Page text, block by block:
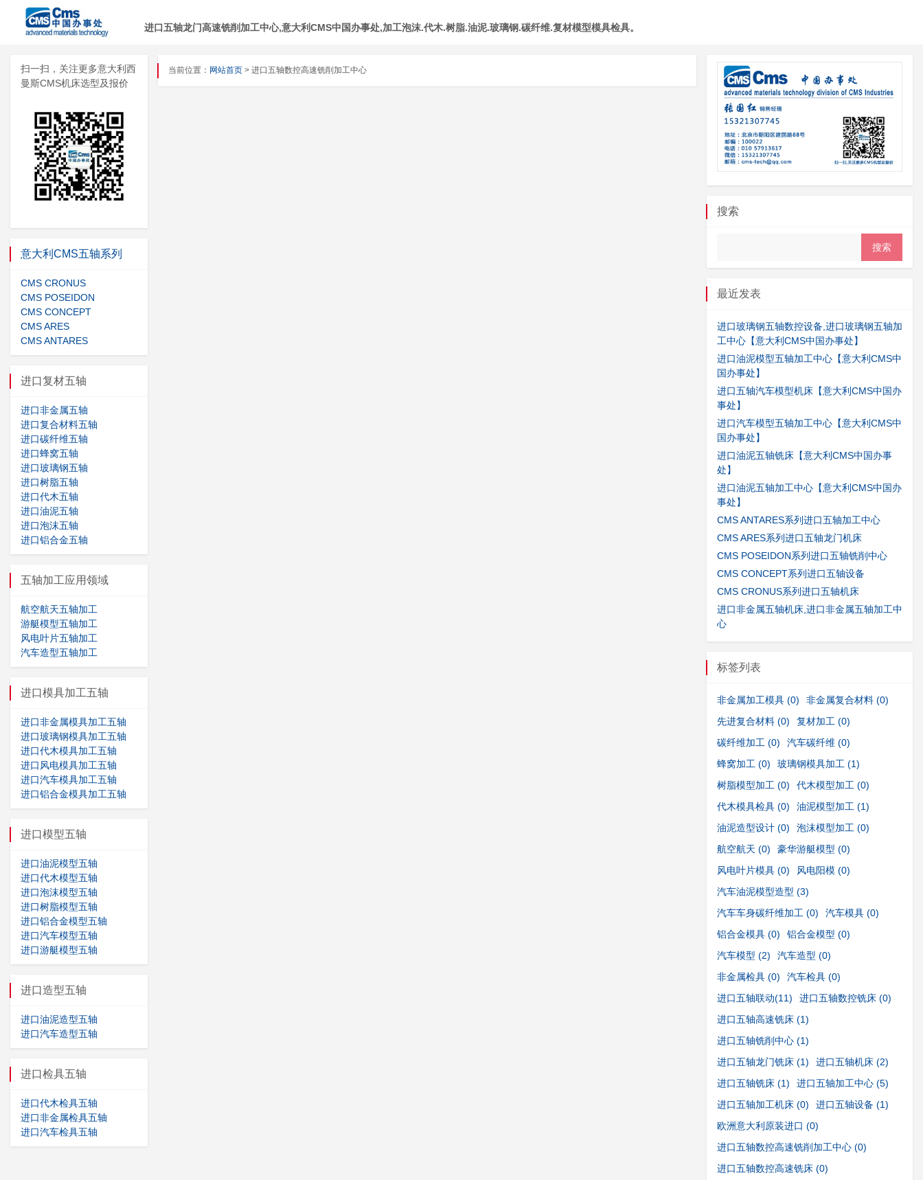
进口五轴龙门高速铣削加工中心,意大利CMS中国办事处,加工泡沫.代木.树脂.油泥.玻璃钢.碳纤维.复材模型模具检具。
当前位置： 网站首页 > 进口五轴数控高速铣削加工中心
扫一扫，关注更多意大利西
曼斯CMS机床选型及报价
意大利CMS五轴系列
CMS CRONUS
CMS POSEIDON
CMS CONCEPT
CMS ARES
CMS ANTARES
进口复材五轴
进口非金属五轴
进口复合材料五轴
进口碳纤维五轴
进口蜂窝五轴
进口玻璃钢五轴
进口树脂五轴
进口代木五轴
进口油泥五轴
进口泡沫五轴
进口铝合金五轴
五轴加工应用领域
航空航天五轴加工
游艇模型五轴加工
风电叶片五轴加工
汽车造型五轴加工
进口模具加工五轴
进口非金属模具加工五轴
进口玻璃钢模具加工五轴
进口代木模具加工五轴
进口风电模具加工五轴
进口汽车模具加工五轴
进口铝合金模具加工五轴
进口模型五轴
进口油泥模型五轴
进口代木模型五轴
进口泡沫模型五轴
进口树脂模型五轴
进口铝合金模型五轴
进口汽车模型五轴
进口游艇模型五轴
进口造型五轴
进口油泥造型五轴
进口汽车造型五轴
进口检具五轴
进口代木检具五轴
进口非金属检具五轴
进口汽车检具五轴
搜索
最近发表
进口玻璃钢五轴数控设备,进口玻璃钢五轴加
工中心【意大利CMS中国办事处】
进口油泥模型五轴加工中心【意大利CMS中
国办事处】
进口五轴汽车模型机床【意大利CMS中国办
事处】
进口汽车模型五轴加工中心【意大利CMS中
国办事处】
进口油泥五轴铣床【意大利CMS中国办事
处】
进口油泥五轴加工中心【意大利CMS中国办
事处】
CMS ANTARES系列进口五轴加工中心
CMS ARES系列进口五轴龙门机床
CMS POSEIDON系列进口五轴铣削中心
CMS CONCEPT系列进口五轴设备
CMS CRONUS系列进口五轴机床
进口非金属五轴机床,进口非金属五轴加工中
心
标签列表
非金属加工模具 (0) 非金属复合材料 (0)
先进复合材料 (0) 复材加工 (0)
碳纤维加工 (0) 汽车碳纤维 (0)
蜂窝加工 (0) 玻璃钢模具加工 (1)
树脂模型加工 (0) 代木模型加工 (0)
代木模具检具 (0) 油泥模型加工 (1)
油泥造型设计 (0) 泡沫模型加工 (0)
航空航天 (0) 豪华游艇模型 (0)
风电叶片模具 (0) 风电阳模 (0)
汽车油泥模型造型 (3)
汽车车身碳纤维加工 (0) 汽车模具 (0)
铝合金模具 (0) 铝合金模型 (0)
汽车模型 (2) 汽车造型 (0)
非金属检具 (0) 汽车检具 (0)
进口五轴联动(11) 进口五轴数控铣床 (0)
进口五轴高速铣床 (1)
进口五轴铣削中心 (1)
进口五轴龙门铣床 (1) 进口五轴机床 (2)
进口五轴铣床 (1) 进口五轴加工中心 (5)
进口五轴加工机床 (0) 进口五轴设备 (1)
欧洲意大利原装进口 (0)
进口五轴数控高速铣削加工中心 (0)
进口五轴数控高速铣床 (0)